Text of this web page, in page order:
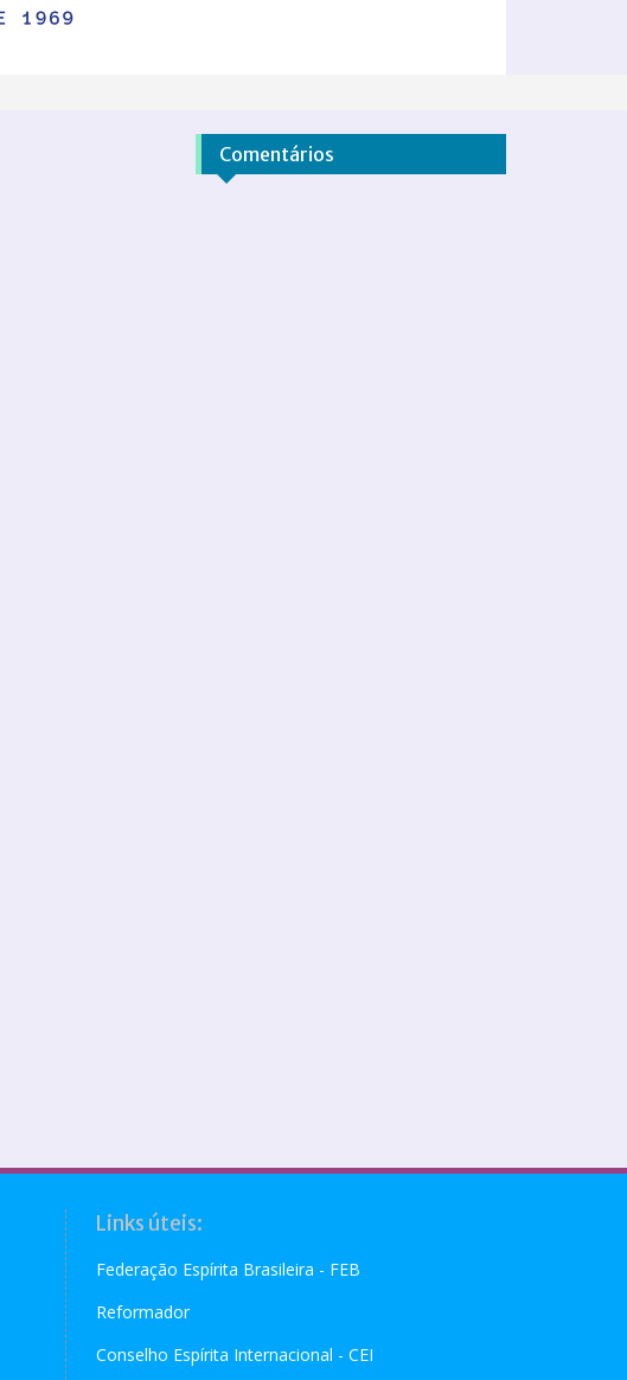
Comentários
Links úteis:
Federação Espírita Brasileira - FEB
Reformador
Conselho Espírita Internacional - CEI